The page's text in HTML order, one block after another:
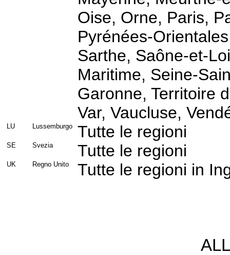
Oise, Orne, Paris,
Pyrénées-
Sarthe, Saône-et-
Maritime, Seine-
Garonne, Territoire
Var, Vaucluse,
LU Lussemburgo Tutte le regioni
SE Svezia Tutte le regioni
UK Regno Unito Tutte le regioni in